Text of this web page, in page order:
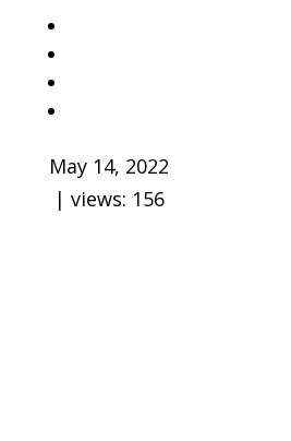
May 14, 2022
| views: 156